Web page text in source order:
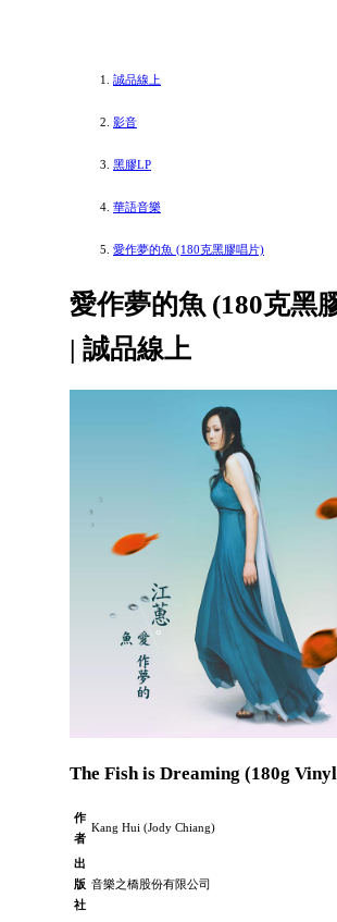
誠品線上
影音
黑膠LP
華語音樂
愛作夢的魚 (180克黑膠唱片)
愛作夢的魚 (180克黑
| 誠品線上
The Fish is Dreaming (180g
作
者
Kang Hui (Jody Chiang)
出
版
社
音樂之橋股份有限公司